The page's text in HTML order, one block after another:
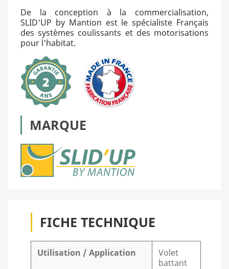
De la conception à la commercialisation,
SLID'UP by Mantion est le spécialiste Français
des systèmes coulissants et des motorisations
pour l'habitat.
MARQUE
FICHE TECHNIQUE
Utilisation / Application
Volet
battant